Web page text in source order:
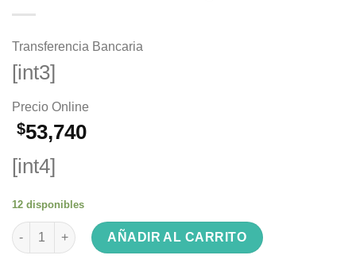
Transferencia Bancaria
[int3]
Precio Online
$53,740
[int4]
12 disponibles
Silla Tolix 101/ST100 negra cantidad
AÑADIR AL CARRITO